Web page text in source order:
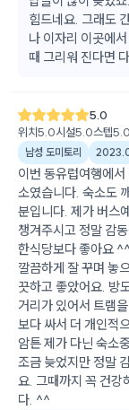
힘드네요. 그래도
나 이자리 이곳에
때 그리워 진다면
5.0
위치5.0시설5.0스텝5.0
남성 도미토리
이번 동유럽여행에
소였습니다. 숙소도
분입니다. 제가 버스
챙겨주시고 정말 감
한식당보다 좋아요
깔끔하게 잘 꾸며 놓
끗하고 좋았어요. 방
거리가 있어서 트램
보다 싸서 더 개인적
암튼 제가 다닌 숙소
조금 늦었지만 정말
요. 그때까지 꼭 건강
다. ^^